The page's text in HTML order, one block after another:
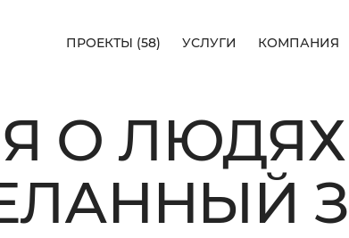
ПРОЕКТЫ (58) УСЛУГИ КОМПАНИЯ
О
+7 (962) 557-23-
КАЗАНЬ, УЛ.